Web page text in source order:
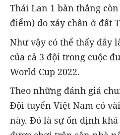
Thái Lan 1 bàn thắng
điểm) do xảy chân ở đất
Như vậy có thể thấy đây
của cả 3 đội trong cuộc
World Cup 2022.
Theo những đánh giá
Đội tuyển Việt Nam có
này. Đó là sự ổn định